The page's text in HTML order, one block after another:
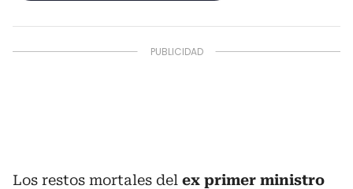
Los restos mortales del ex primer ministro